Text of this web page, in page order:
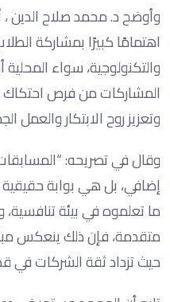
وأوضح د. محمد صلاح الدين ،
اهتمامًا كبيرًا بمشاركة
والتكنولوجية، سواء المحلية
المشاركات من فرص احتكاك
وتعزيز روح الابتكار والعمل
وقال في تصريحه:
إضافي، بل هي بوابة حقيقية
ما تعلموه في بيئة
متقدمة، فإن ذلك ينعكس
حيث تزداد ثقة الشركات في